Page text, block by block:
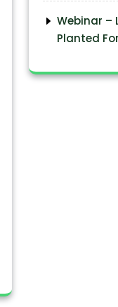
Webinar –
Planted